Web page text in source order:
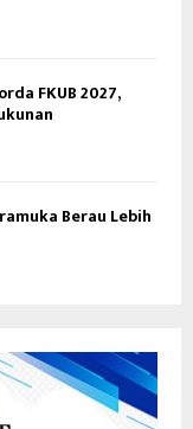
FKUB 2027,
Berau Lebih